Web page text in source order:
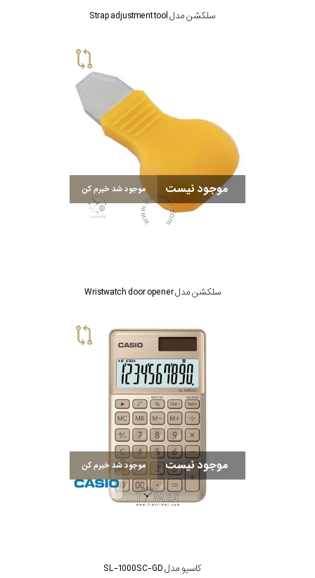
سلکشن مدل Strap adjustment tool
موجود نیست موجود شد خبرم کن
سلکشن مدل Wristwatch door opener
موجود نیست موجود شد خبرم کن
کاسیو مدل SL-1000SC-GD